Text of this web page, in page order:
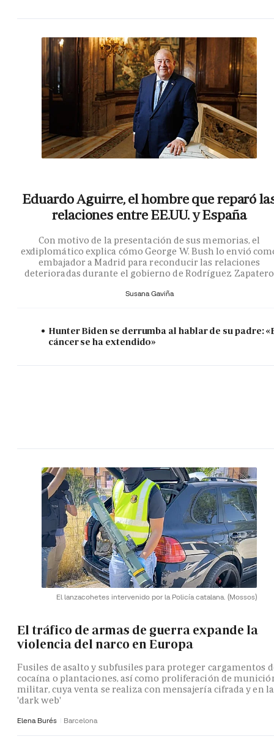
Eduardo Aguirre, el hombre que reparó
relaciones entre EE.UU. y España
Con motivo de la presentación de sus memorias, el
exdiplomático explica cómo George W. Bush lo envió
embajador a Madrid para reconducir las relaciones
deterioradas durante el gobierno de Rodríguez Zapatero
Susana Gaviña
Hunter Biden se derrumba al hablar de su padre:
cáncer se ha extendido»
El lanzacohetes intervenido por la Policía catalana. (Mossos)
El tráfico de armas de guerra expande la
violencia del narco en Europa
Fusiles de asalto y subfusiles para proteger cargamentos
cocaína o plantaciones, así como proliferación de
militar, cuya venta se realiza con mensajería cifrada y en la
'dark web'
Elena Burés Barcelona